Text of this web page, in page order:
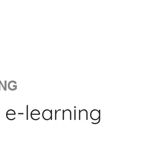
learning